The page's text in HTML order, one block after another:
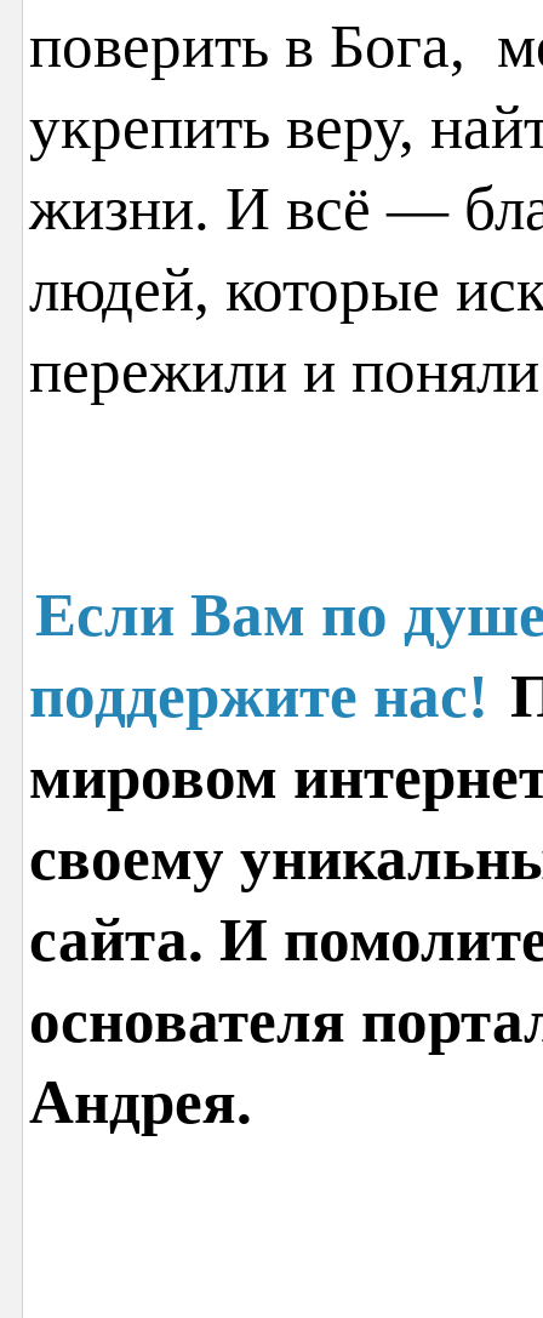
поверить в Бога,
укрепить веру,
жизни. И всё —
людей, которые
пережили и
Если Вам по
поддержите нас!
мировом
своему
сайта. И
основателя
Андрея.